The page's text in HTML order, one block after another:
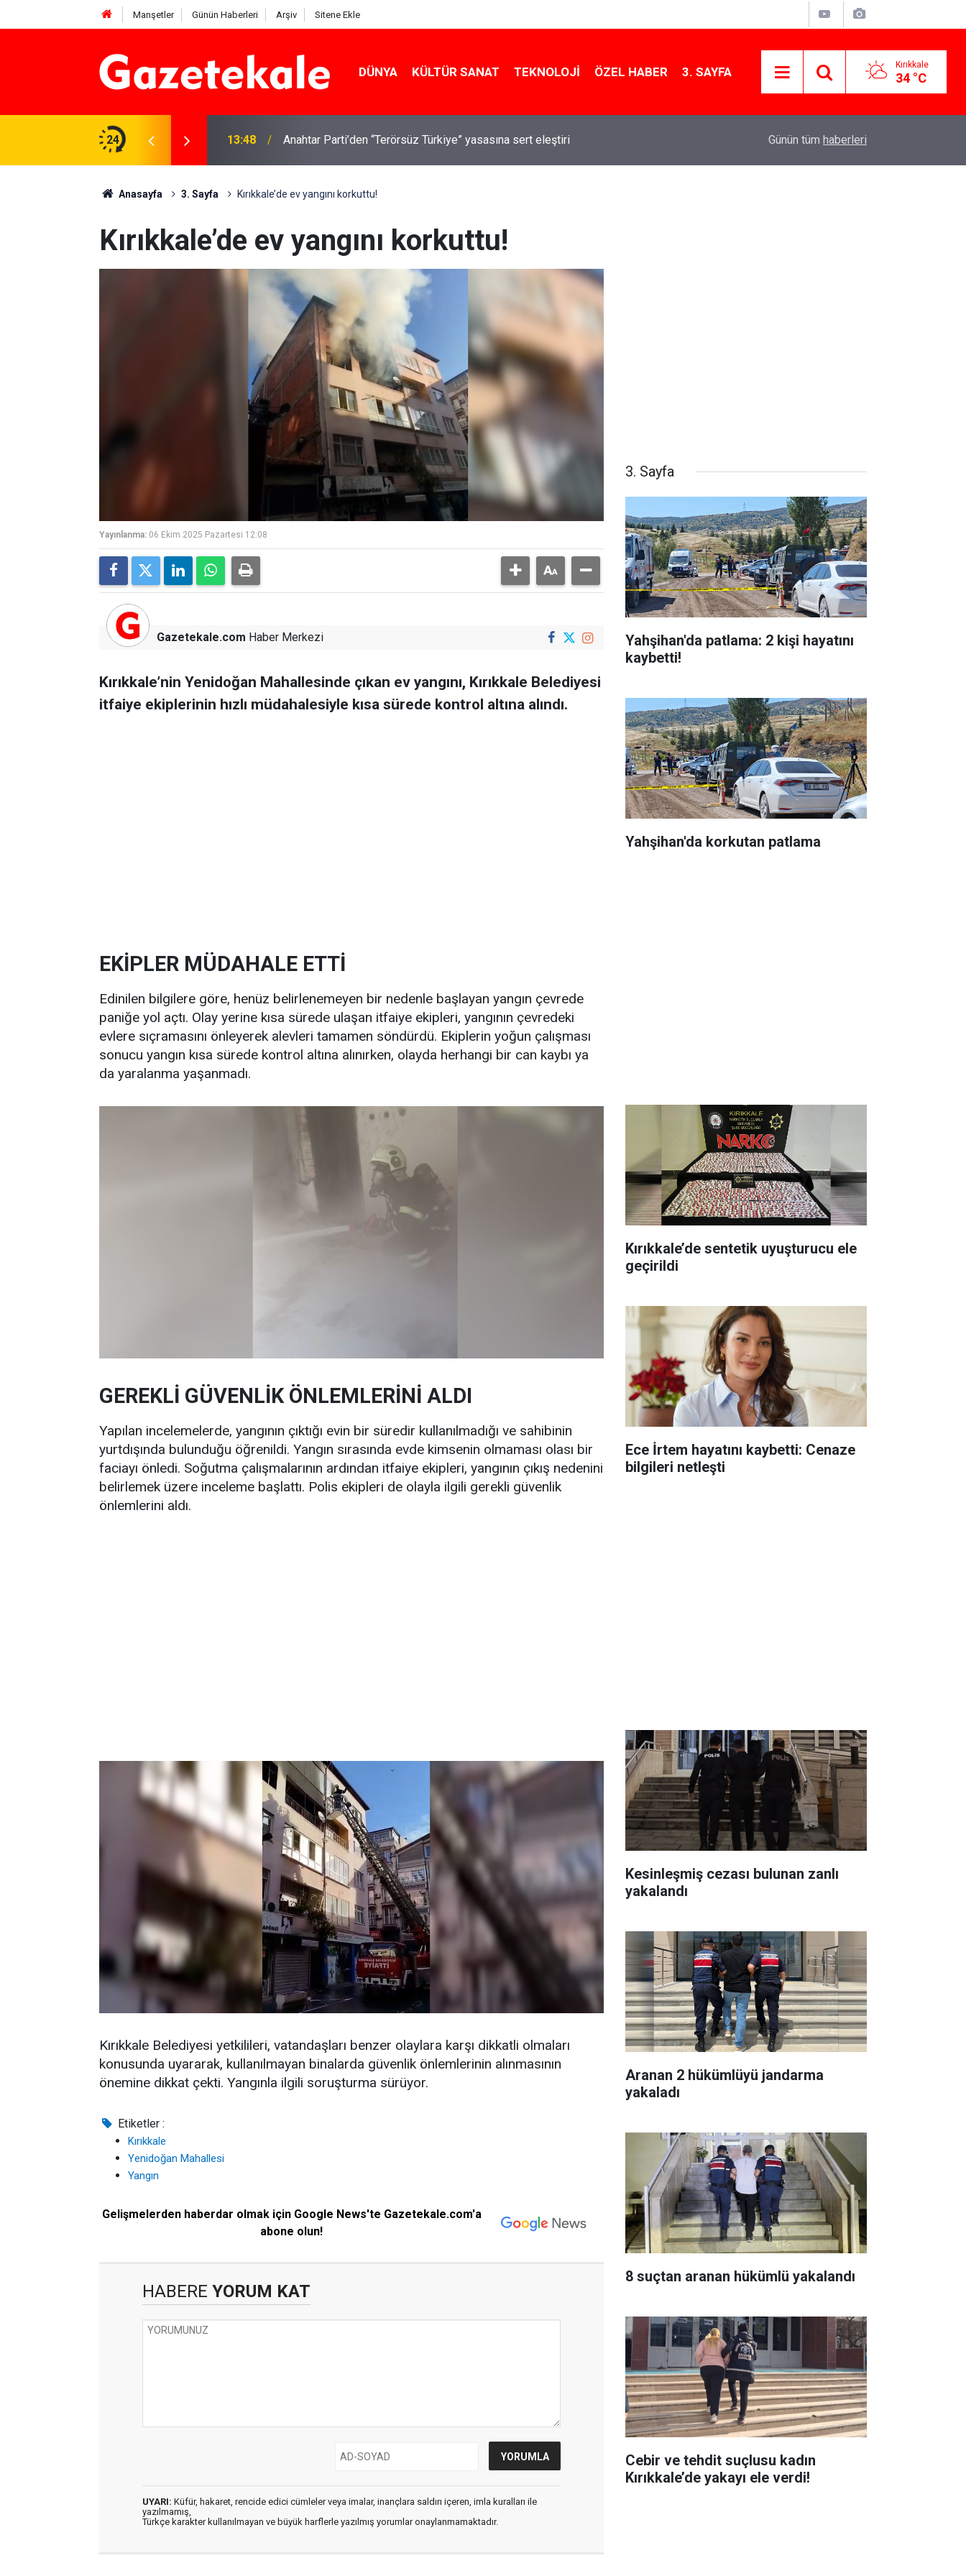
Manşetler Günün Haberleri Arşiv Sitene Ekle
DÜNYA KÜLTÜR SANAT TEKNOLOJI ÖZEL HABER 3. SAYFA Kırıkkale
34 °C
24
Beyaz Listeden aday 13:48 Anahtar Parti’den “Terörsüz Türkiye” yasasına sert eleştiri Kırıkkale’de hayvan hastalıklarına karşı
Günün tüm haberleri
Anasayfa 3. Sayfa Kırıkkale’de ev yangını korkuttu!
Kırıkkale’de ev yangını korkuttu!
Yayınlanma: 06 Ekim 2025 Pazartesi 12:08
Gazetekale.com Haber Merkezi
Kırıkkale’nin Yenidoğan Mahallesinde çıkan ev yangını, Kırıkkale Belediyesi
itfaiye ekiplerinin hızlı müdahalesiyle kısa sürede kontrol altına alındı.
EKİPLER MÜDAHALE ETTİ
Edinilen bilgilere göre, henüz belirlenemeyen bir nedenle başlayan yangın çevrede
paniğe yol açtı. Olay yerine kısa sürede ulaşan itfaiye ekipleri, yangının çevredeki
evlere sıçramasını önleyerek alevleri tamamen söndürdü. Ekiplerin yoğun çalışması
sonucu yangın kısa sürede kontrol altına alınırken, olayda herhangi bir can kaybı ya
da yaralanma yaşanmadı.
GEREKLİ GÜVENLİK ÖNLEMLERİNİ ALDI
Yapılan incelemelerde, yangının çıktığı evin bir süredir kullanılmadığı ve sahibinin
yurtdışında bulunduğu öğrenildi. Yangın sırasında evde kimsenin olmaması olası bir
faciayı önledi. Soğutma çalışmalarının ardından itfaiye ekipleri, yangının çıkış nedenini
belirlemek üzere inceleme başlattı. Polis ekipleri de olayla ilgili gerekli güvenlik
önlemlerini aldı.
Kırıkkale Belediyesi yetkilileri, vatandaşları benzer olaylara karşı dikkatli olmaları
konusunda uyararak, kullanılmayan binalarda güvenlik önlemlerinin alınmasının
önemine dikkat çekti. Yangınla ilgili soruşturma sürüyor.
Etiketler :
Kırıkkale
Yenidoğan Mahallesi
Yangın
Gelişmelerden haberdar olmak için Google News'te Gazetekale.com'a
abone olun!
HABERE YORUM KAT
UYARI: Küfür, hakaret, rencide edici cümleler veya imalar, inançlara saldırı içeren, imla kuralları ile
yazılmamış,
Türkçe karakter kullanılmayan ve büyük harflerle yazılmış yorumlar onaylanmamaktadır.
3. Sayfa
Yahşihan'da patlama: 2 kişi hayatını
kaybetti!
Yahşihan'da korkutan patlama
Kırıkkale’de sentetik uyuşturucu ele
geçirildi
Ece İrtem hayatını kaybetti: Cenaze
bilgileri netleşti
Kesinleşmiş cezası bulunan zanlı
yakalandı
Aranan 2 hükümlüyü jandarma
yakaladı
8 suçtan aranan hükümlü yakalandı
Cebir ve tehdit suçlusu kadın
Kırıkkale’de yakayı ele verdi!